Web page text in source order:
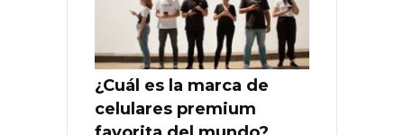
¿Cuál es la marca de
celulares premium